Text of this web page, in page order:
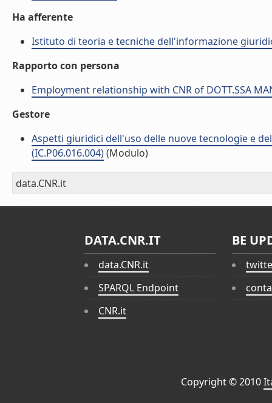
Ha afferente
Istituto di teoria e tecniche dell'informazione
Rapporto con persona
Employment relationship with CNR of DOTT.SSA
Gestore
Aspetti giuridici dell'uso delle nuove tecnologie e
(IC.P06.016.004)(Modulo)
data.CNR.it
DATA.CNR.IT
data.CNR.it
SPARQL Endpoint
CNR.it
BE
Copyright © 2010